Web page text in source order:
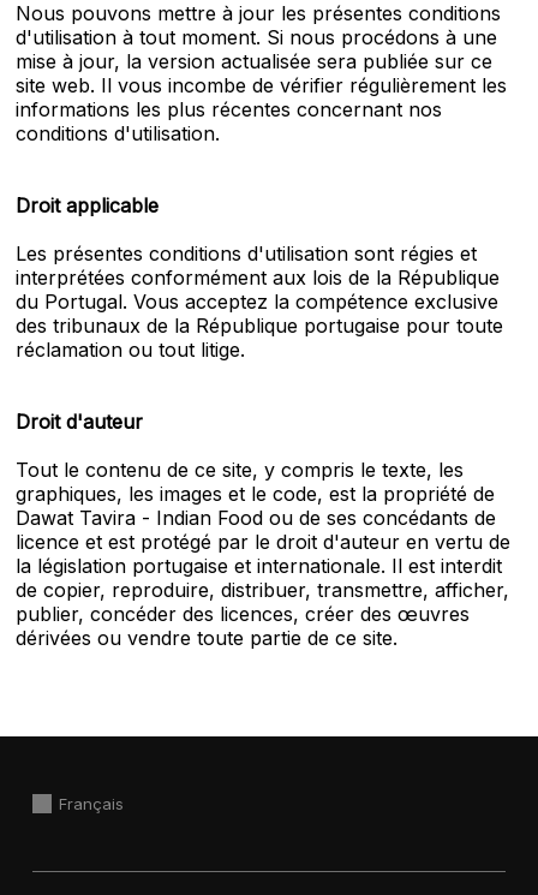
Nous pouvons mettre à jour les présentes conditions
d'utilisation à tout moment. Si nous procédons à une
mise à jour, la version actualisée sera publiée sur ce
site web. Il vous incombe de vérifier régulièrement les
informations les plus récentes concernant nos
conditions d'utilisation.
Droit applicable
Les présentes conditions d'utilisation sont régies et
interprétées conformément aux lois de la République
du Portugal. Vous acceptez la compétence exclusive
des tribunaux de la République portugaise pour toute
réclamation ou tout litige.
Droit d'auteur
Tout le contenu de ce site, y compris le texte, les
graphiques, les images et le code, est la propriété de
Dawat Tavira - Indian Food ou de ses concédants de
licence et est protégé par le droit d'auteur en vertu de
la législation portugaise et internationale. Il est interdit
de copier, reproduire, distribuer, transmettre, afficher,
publier, concéder des licences, créer des œuvres
dérivées ou vendre toute partie de ce site.
Français